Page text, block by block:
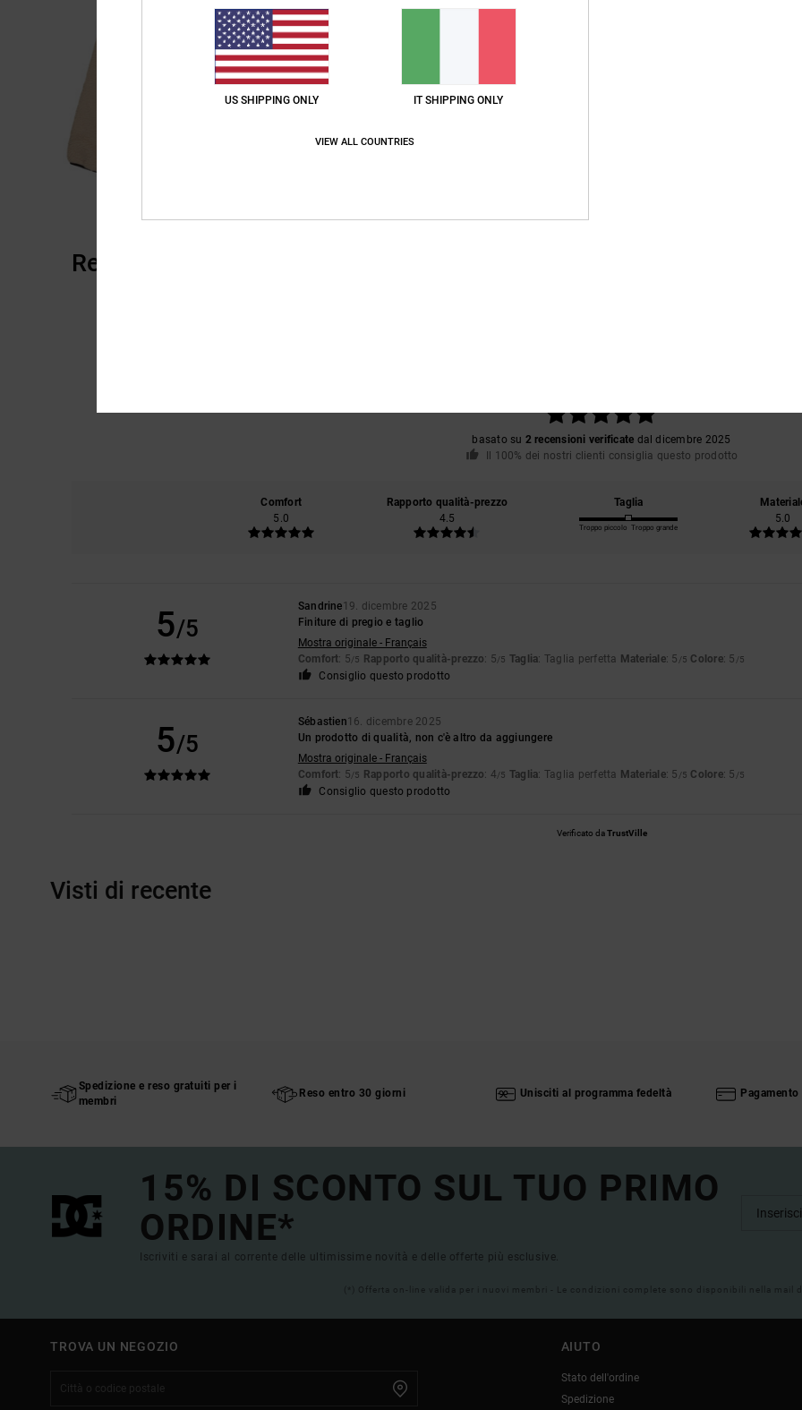
Recensioni dei clienti
basato su 2 recensioni verificate dal dicembre 2025
Il 100% dei nostri clienti consiglia questo prodotto
Comfort
5.0
Rapporto qualità-prezzo
4.5
Taglia
Troppo piccolo Troppo grande
5.0
5/5
Sandrine19. dicembre 2025
Finiture di pregio e taglio
Mostra originale - Français
Comfort: 5/5 Rapporto qualità-prezzo: 5/5 Taglia: Taglia perfetta Materiale: 5 /5 Colore: 5 /5
Consiglio questo prodotto
5/5
Sébastien16. dicembre 2025
Un prodotto di qualità, non c'è altro da aggiungere
Mostra originale - Français
Comfort: 5/5 Rapporto qualità-prezzo: 4/5 Taglia: Taglia perfetta Materiale: 5 /5 Colore: 5 /5
Consiglio questo prodotto
Verificato daTrustVille
Visti di recente
Spedizione e reso gratuiti per i
membri
Reso entro 30 giorni Unisciti al programma fedeltà
15% DI SCONTO SUL TUO PRIMO
ORDINE*
Iscriviti e sarai al corrente delle ultimissime novità e delle offerte più esclusive.
(*) Offerta on-line valida per i nuovi membri - Le condizioni complete sono disponibili nella mail
TROVA UN NEGOZIO AIUTO
Stato dell'ordine
Spedizione
US SHIPPING ONLY IT SHIPPING ONLY
VIEW ALL COUNTRIES